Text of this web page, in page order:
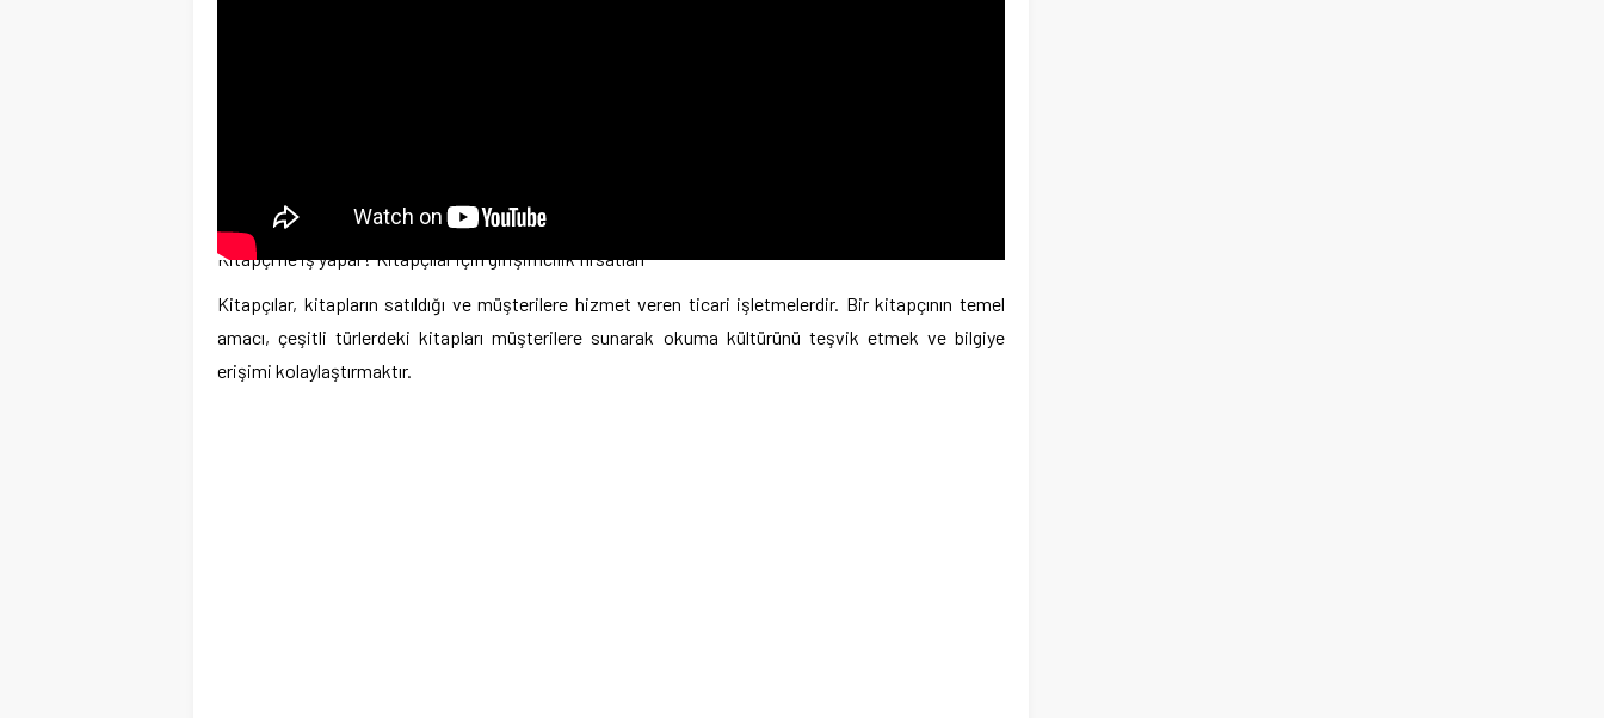
Kitapçı ne iş yapar? Kitapçılar için girişimcilik fırsatları
Kitapçılar, kitapların satıldığı ve müşterilere hizmet veren ticari işletmelerdir. Bir kitapçının temel
amacı, çeşitli türlerdeki kitapları müşterilere sunarak okuma kültürünü teşvik etmek ve bilgiye
erişimi kolaylaştırmaktır.